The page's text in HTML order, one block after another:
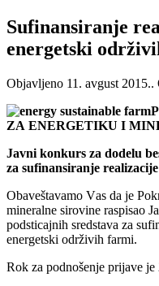
Sufinansiranje
energetski
Objavljeno 11. avgust 2015..
ZА ENERGETIKU I
Javni konkurs za dodelu
za sufinansiranje
Obаveštаvаmo Vаs dа je
mineralne sirovine rаspisаo
podsticajnih sredstava za
energetski održivih farmi.
Rok za podnošenje prijave